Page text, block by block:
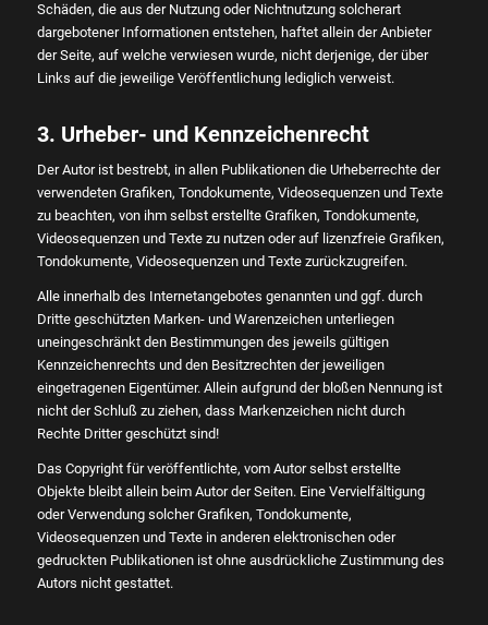
Schäden, die aus der Nutzung oder Nichtnutzung solcherart
dargebotener Informationen entstehen, haftet allein der Anbieter
der Seite, auf welche verwiesen wurde, nicht derjenige, der über
Links auf die jeweilige Veröffentlichung lediglich verweist.
3. Urheber- und Kennzeichenrecht
Der Autor ist bestrebt, in allen Publikationen die Urheberrechte der
verwendeten Grafiken, Tondokumente, Videosequenzen und Texte
zu beachten, von ihm selbst erstellte Grafiken, Tondokumente,
Videosequenzen und Texte zu nutzen oder auf lizenzfreie Grafiken,
Tondokumente, Videosequenzen und Texte zurückzugreifen.
Alle innerhalb des Internetangebotes genannten und ggf. durch
Dritte geschützten Marken- und Warenzeichen unterliegen
uneingeschränkt den Bestimmungen des jeweils gültigen
Kennzeichenrechts und den Besitzrechten der jeweiligen
eingetragenen Eigentümer. Allein aufgrund der bloßen Nennung ist
nicht der Schluß zu ziehen, dass Markenzeichen nicht durch
Rechte Dritter geschützt sind!
Das Copyright für veröffentlichte, vom Autor selbst erstellte
Objekte bleibt allein beim Autor der Seiten. Eine Vervielfältigung
oder Verwendung solcher Grafiken, Tondokumente,
Videosequenzen und Texte in anderen elektronischen oder
gedruckten Publikationen ist ohne ausdrückliche Zustimmung des
Autors nicht gestattet.